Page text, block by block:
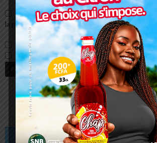
Enregistrer mon nom, email et site web dans
la prochaine fois que je commenterai.
Prévenez-moi de tous les nouveaux
Prévenez-moi de tous les nouveaux articles